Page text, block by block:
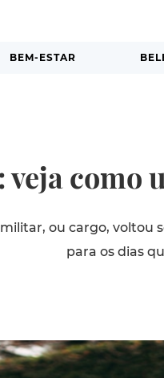
BEM-ESTAR
veja
ou cargo, voltou
para os dias